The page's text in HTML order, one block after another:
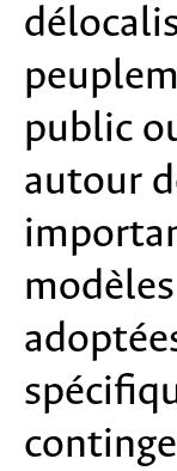
public
autour